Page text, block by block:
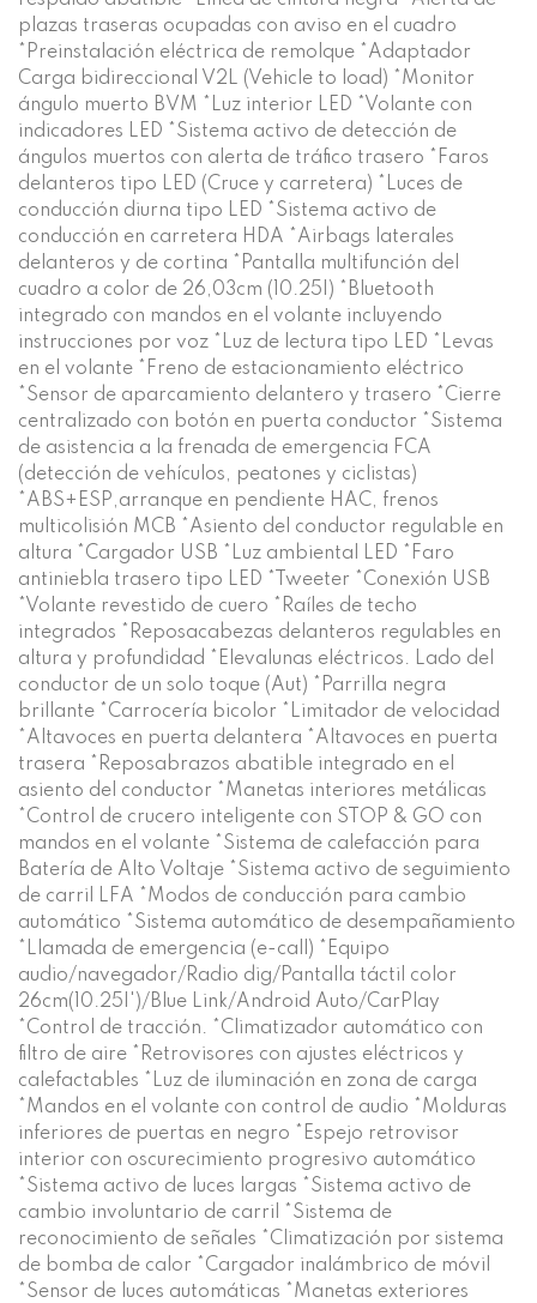
plazas traseras ocupadas con aviso en el cuadro
*Preinstalación eléctrica de remolque *Adaptador
Carga bidireccional V2L (Vehicle to load) *Monitor
ángulo muerto BVM *Luz interior LED *Volante con
indicadores LED *Sistema activo de detección de
ángulos muertos con alerta de tráfico trasero *Faros
delanteros tipo LED (Cruce y carretera) *Luces de
conducción diurna tipo LED *Sistema activo de
conducción en carretera HDA *Airbags laterales
delanteros y de cortina *Pantalla multifunción del
cuadro a color de 26,03cm (10.25|) *Bluetooth
integrado con mandos en el volante incluyendo
instrucciones por voz *Luz de lectura tipo LED *Levas
en el volante *Freno de estacionamiento eléctrico
*Sensor de aparcamiento delantero y trasero *Cierre
centralizado con botón en puerta conductor *Sistema
de asistencia a la frenada de emergencia FCA
(detección de vehículos, peatones y ciclistas)
*ABS+ESP,arranque en pendiente HAC, frenos
multicolisión MCB *Asiento del conductor regulable en
altura *Cargador USB *Luz ambiental LED *Faro
antiniebla trasero tipo LED *Tweeter *Conexión USB
*Volante revestido de cuero *Raíles de techo
integrados *Reposacabezas delanteros regulables en
altura y profundidad *Elevalunas eléctricos. Lado del
conductor de un solo toque (Aut) *Parrilla negra
brillante *Carrocería bicolor *Limitador de velocidad
*Altavoces en puerta delantera *Altavoces en puerta
trasera *Reposabrazos abatible integrado en el
asiento del conductor *Manetas interiores metálicas
*Control de crucero inteligente con STOP & GO con
mandos en el volante *Sistema de calefacción para
Batería de Alto Voltaje *Sistema activo de seguimiento
de carril LFA *Modos de conducción para cambio
automático *Sistema automático de desempañamiento
*Llamada de emergencia (e-call) *Equipo
audio/navegador/Radio dig/Pantalla táctil color
26cm(10.25|')/Blue Link/Android Auto/CarPlay
*Control de tracción. *Climatizador automático con
filtro de aire *Retrovisores con ajustes eléctricos y
calefactables *Luz de iluminación en zona de carga
*Mandos en el volante con control de audio *Molduras
inferiores de puertas en negro *Espejo retrovisor
interior con oscurecimiento progresivo automático
*Sistema activo de luces largas *Sistema activo de
cambio involuntario de carril *Sistema de
reconocimiento de señales *Climatización por sistema
de bomba de calor *Cargador inalámbrico de móvil
*Sensor de luces automáticas *Manetas exteriores